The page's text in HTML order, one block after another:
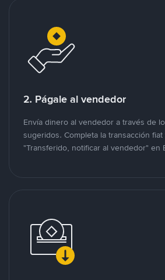
2. Págale al vendedor
Envía dinero al vendedor a través de
sugeridos. Completa la transacción
"Transferido, notificar al vendedor" en